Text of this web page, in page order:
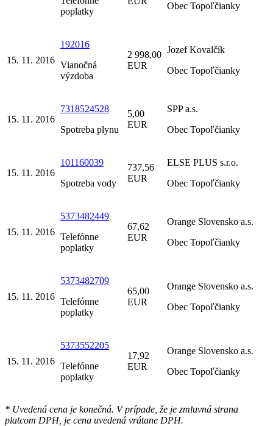
poplatky
Obec Topoľčianky
15. 11. 2016
192016
Vianočná
výzdoba
2 998,00
EUR
Jozef Kovalčík
Obec Topoľčianky
15. 11. 2016
7318524528
Spotreba plynu
5,00
EUR
SPP a.s.
Obec Topoľčianky
15. 11. 2016
101160039
Spotreba vody
737,56
EUR
ELSE PLUS s.r.o.
Obec Topoľčianky
15. 11. 2016
5373482449
Telefónne
poplatky
67,62
EUR
Orange Slovensko a.s.
Obec Topoľčianky
15. 11. 2016
5373482709
Telefónne
poplatky
65,00
EUR
Orange Slovensko a.s.
Obec Topoľčianky
15. 11. 2016
5373552205
Telefónne
poplatky
17,92
EUR
Orange Slovensko a.s.
Obec Topoľčianky
* Uvedená cena je konečná. V prípade, že je zmluvná strana
platcom DPH, je cena uvedená vrátane DPH.